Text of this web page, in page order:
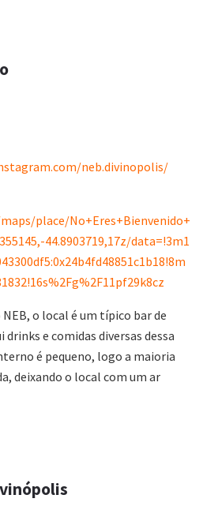
neb.divinopolis/
place/No+Eres+Bienvenido+
44.8903719,17z/data=!3m1
o local é um típico bar de
e comidas diversas dessa
é pequeno, logo a maioria
deixando o local com um ar